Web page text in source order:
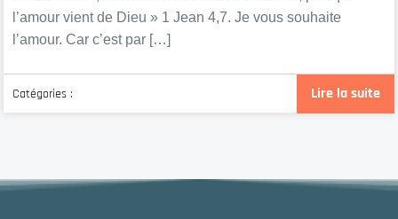
l’amour vient de Dieu » 1 Jean 4,7. Je vous souhaite
l’amour. Car c’est par […]
Lire la suite
Catégories :